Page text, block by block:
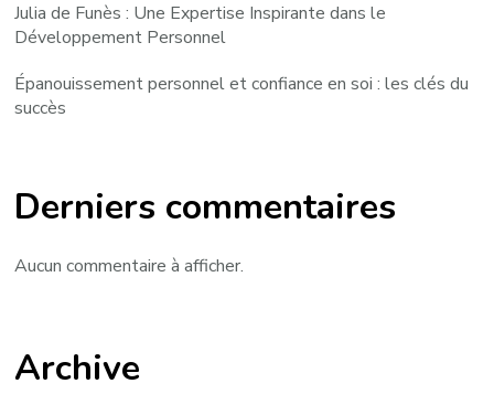
Julia de Funès : Une Expertise Inspirante dans le
Développement Personnel
Épanouissement personnel et confiance en soi : les clés du
succès
Derniers commentaires
Aucun commentaire à afficher.
Archive